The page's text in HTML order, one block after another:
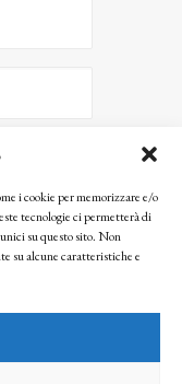
i cookie per memorizzare e/o
tecnologie ci permetterà di
su questo sito. Non
su alcune caratteristiche e
saranno trattate
Matteucci